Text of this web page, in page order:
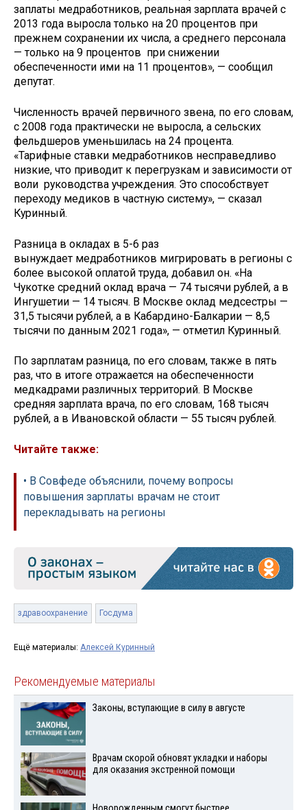
заплаты медработников, реальная зарплата врачей с
2013 года выросла только на 20 процентов при
прежнем сохранении их числа, а среднего персонала
— только на 9 процентов при снижении
обеспеченности ими на 11 процентов», — сообщил
депутат.
Численность врачей первичного звена, по его словам,
с 2008 года практически не выросла, а сельских
фельдшеров уменьшилась на 24 процента.
«Тарифные ставки медработников несправедливо
низкие, что приводит к перегрузкам и зависимости от
воли руководства учреждения. Это способствует
переходу медиков в частную систему», — сказал
Куринный.
Разница в окладах в 5-6 раз
вынуждает медработников мигрировать в регионы с
более высокой оплатой труда, добавил он. «На
Чукотке средний оклад врача — 74 тысячи рублей, а в
Ингушетии — 14 тысяч. В Москве оклад медсестры —
31,5 тысячи рублей, а в Кабардино-Балкарии — 8,5
тысячи по данным 2021 года», — отметил Куринный.
По зарплатам разница, по его словам, также в пять
раз, что в итоге отражается на обеспеченности
медкадрами различных территорий. В Москве
средняя зарплата врача, по его словам, 168 тысяч
рублей, а в Ивановской области — 55 тысяч рублей.
Читайте также:
• В Совфеде объяснили, почему вопросы
повышения зарплаты врачам не стоит
перекладывать на регионы
здравоохранение Госдума
Ещё материалы: Алексей Куринный
Рекомендуемые материалы
Законы, вступающие в силу в августе
Врачам скорой обновят укладки и наборы
для оказания экстренной помощи